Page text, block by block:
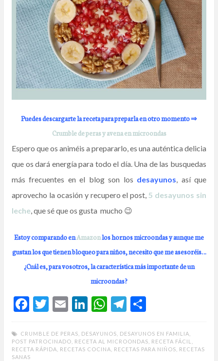
Puedes descargarte la receta para preparla en otro momento ⇒
Crumble de peras y avena en microondas
Espero que os animéis a prepararlo, es una auténtica delicia
que os dará energía para todo el día. Una de las busquedas
más frecuentes en el blog son los desayunos , así que
aprovecho la ocasión y recupero el post, 5 desayunos sin
leche , que sé que os gusta mucho 😉
Estoy comparando enAmazonlos hornos microondas y aunque me
gustan los que tienen bloqueo para niños, necesito que me asesoréis…
¿Cuál es, para vosotros, la característica más importante de un
microondas?
F
ac
e
b
T
w
itt
er
E
m
ai
l
Li
n
ke
dI
W
h
at
s
T
el
e
gr
o
m
p
CRUMBLE DE PERAS DESAYUNOS DESAYUNOS EN FAMILIA
POST PATROCINADO
RECETA AL MICROONDAS RECETA FÁCIL
RECETA RÁPIDA
RECETAS COCINA RECETAS PARA NIÑOS
RECETAS
SANAS